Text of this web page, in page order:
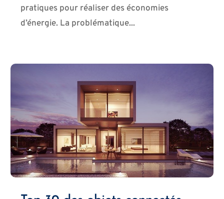
pratiques pour réaliser des économies
d’énergie. La problématique...